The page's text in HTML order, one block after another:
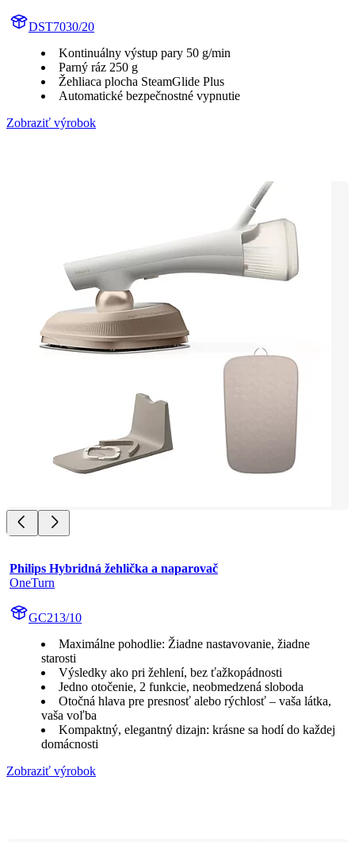
DST7030/20
Kontinuálny výstup pary 50 g/min
Parný ráz 250 g
Žehliaca plocha SteamGlide Plus
Automatické bezpečnostné vypnutie
Zobraziť výrobok
Philips Hybridná žehlička a naparovač
OneTurn
GC213/10
Maximálne pohodlie: Žiadne nastavovanie, žiadne
starosti
Výsledky ako pri žehlení, bez ťažkopádnosti
Jedno otočenie, 2 funkcie, neobmedzená sloboda
Otočná hlava pre presnosť alebo rýchlosť – vaša látka,
vaša voľba
Kompaktný, elegantný dizajn: krásne sa hodí do každej
domácnosti
Zobraziť výrobok